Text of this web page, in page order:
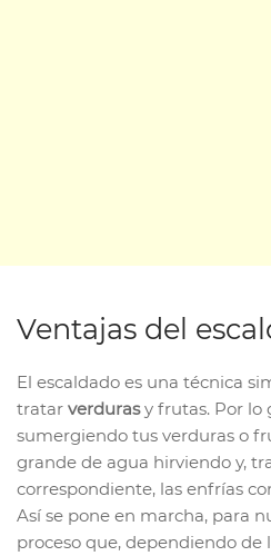
Ventajas del
El escaldado es una técnica
tratar verdurasy frutas. Por lo
sumergiendo tus verduras o
grande de agua hirviendo y,
correspondiente, las enfrías
Así se pone en marcha, para
proceso que, dependiendo de